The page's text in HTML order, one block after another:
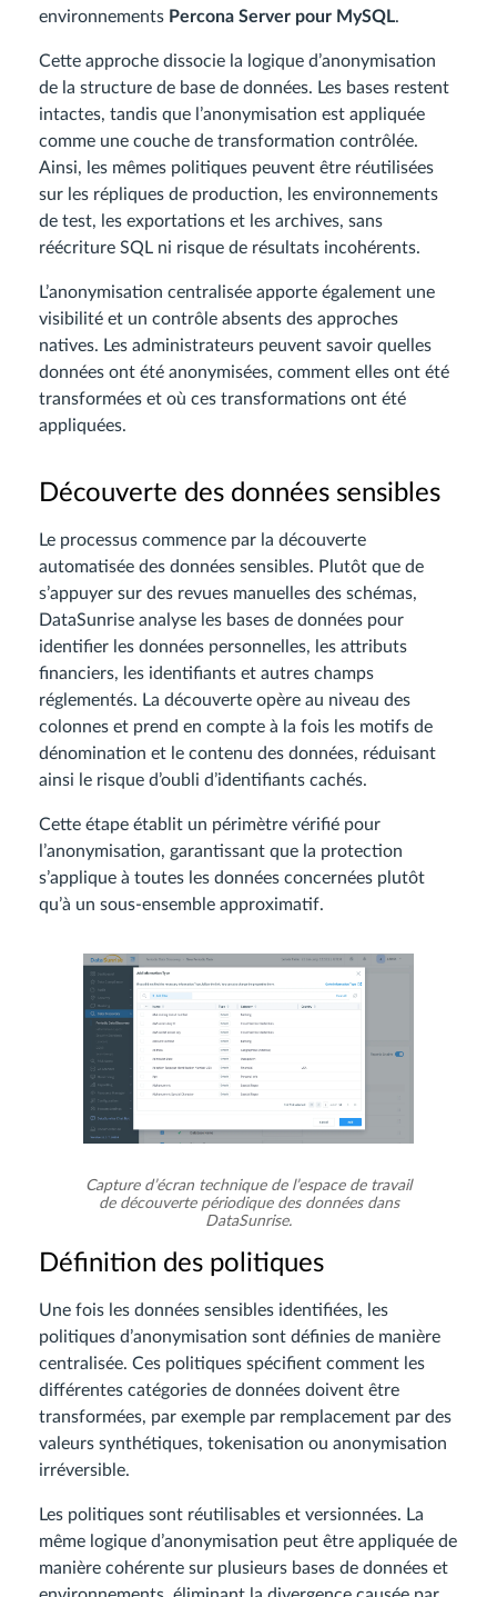
environnements Percona Server pour MySQL.
Cette approche dissocie la logique d’anonymisation
de la structure de base de données. Les bases restent
intactes, tandis que l’anonymisation est appliquée
comme une couche de transformation contrôlée.
Ainsi, les mêmes politiques peuvent être réutilisées
sur les répliques de production, les environnements
de test, les exportations et les archives, sans
réécriture SQL ni risque de résultats incohérents.
L’anonymisation centralisée apporte également une
visibilité et un contrôle absents des approches
natives. Les administrateurs peuvent savoir quelles
données ont été anonymisées, comment elles ont été
transformées et où ces transformations ont été
appliquées.
Découverte des données sensibles
Le processus commence par la découverte
automatisée des données sensibles. Plutôt que de
s’appuyer sur des revues manuelles des schémas,
DataSunrise analyse les bases de données pour
identifier les données personnelles, les attributs
financiers, les identifiants et autres champs
réglementés. La découverte opère au niveau des
colonnes et prend en compte à la fois les motifs de
dénomination et le contenu des données, réduisant
ainsi le risque d’oubli d’identifiants cachés.
Cette étape établit un périmètre vérifié pour
l’anonymisation, garantissant que la protection
s’applique à toutes les données concernées plutôt
qu’à un sous-ensemble approximatif.
Capture d’écran technique de l’espace de travail
de découverte périodique des données dans
DataSunrise.
Définition des politiques
Une fois les données sensibles identifiées, les
politiques d’anonymisation sont définies de manière
centralisée. Ces politiques spécifient comment les
différentes catégories de données doivent être
transformées, par exemple par remplacement par des
valeurs synthétiques, tokenisation ou anonymisation
irréversible.
Les politiques sont réutilisables et versionnées. La
même logique d’anonymisation peut être appliquée de
manière cohérente sur plusieurs bases de données et